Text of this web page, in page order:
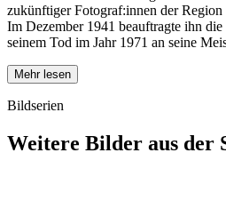
zukünftiger Fotograf:innen der
Im Dezember 1941 beauftragte ihn
seinem Tod im Jahr 1971 an seine
Mehr lesen
Bildserien
Weitere Bilder aus der